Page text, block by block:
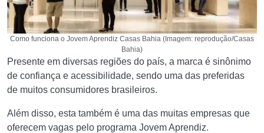
Como funciona o Jovem Aprendiz Casas Bahia (Imagem: reprodução/Casas
Bahia)
Presente em diversas regiões do país, a marca é sinônimo
de confiança e acessibilidade, sendo uma das preferidas
de muitos consumidores brasileiros.
Além disso, esta também é uma das muitas empresas que
oferecem vagas pelo programa Jovem Aprendiz.